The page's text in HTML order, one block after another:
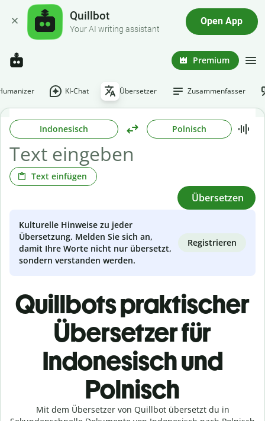
Quillbot
Your AI writing assistant
Open App
Premium
KI-Chat Übersetzer Zusammenfasser
Indonesisch Polnisch
Text einfügen
Übersetzen
Kulturelle Hinweise zu jeder
Übersetzung. Melden Sie sich an,
damit Ihre Worte nicht nur übersetzt,
sondern verstanden werden.
Registrieren
Quillbots praktischer
Übersetzer für
Indonesisch und
Polnisch
Mit dem Übersetzer von Quillbot übersetzt du in